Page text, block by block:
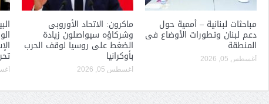
مباحثات لبنانية – أممية حول
دعم لبنان وتطورات الأوضاع فى
المنطقة
أغسطس 05, 2026
ماكرون: الاتحاد الأوروبى
وشركاؤه سيواصلون زيادة
الضغط على روسيا لوقف الحرب
بأوكرانيا
أغسطس 05, 2026